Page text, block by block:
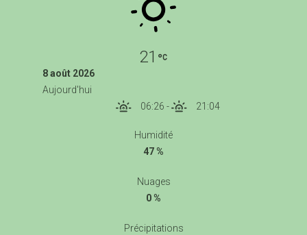
21
8 août 2026
Aujourd'hui
06:26 - 21:04
Humidité
47 %
Nuages
0 %
Précipitations